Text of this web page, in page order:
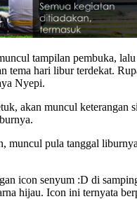
tampilan pembuka,
tema hari libur terdekat.
Nyepi.
akan muncul keterangan
muncul pula tanggal
icon senyum :D di
hijau. Icon ini ternyata